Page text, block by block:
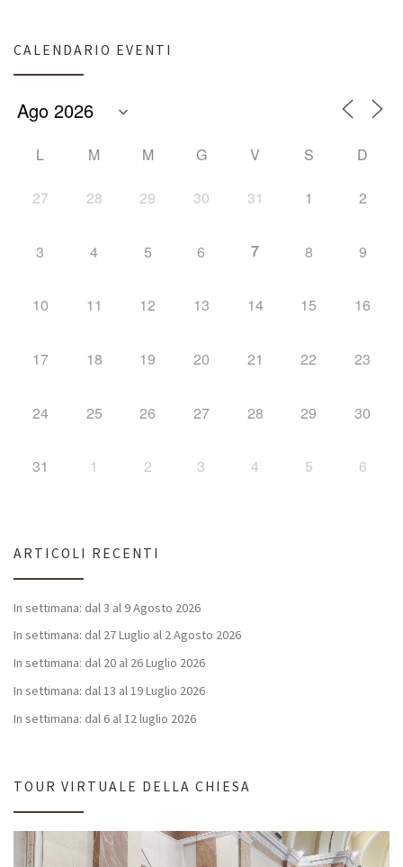
CALENDARIO EVENTI
L M M G V S D
27 28 29 30 31 1 2
3 4 5 6 7 8 9
10 11 12 13 14 15 16
17 18 19 20 21 22 23
24 25 26 27 28 29 30
31 1 2 3 4 5 6
ARTICOLI RECENTI
In settimana: dal 3 al 9 Agosto 2026
In settimana: dal 27 Luglio al 2 Agosto 2026
In settimana: dal 20 al 26 Luglio 2026
In settimana: dal 13 al 19 Luglio 2026
In settimana: dal 6 al 12 luglio 2026
TOUR VIRTUALE DELLA CHIESA
Video
Player